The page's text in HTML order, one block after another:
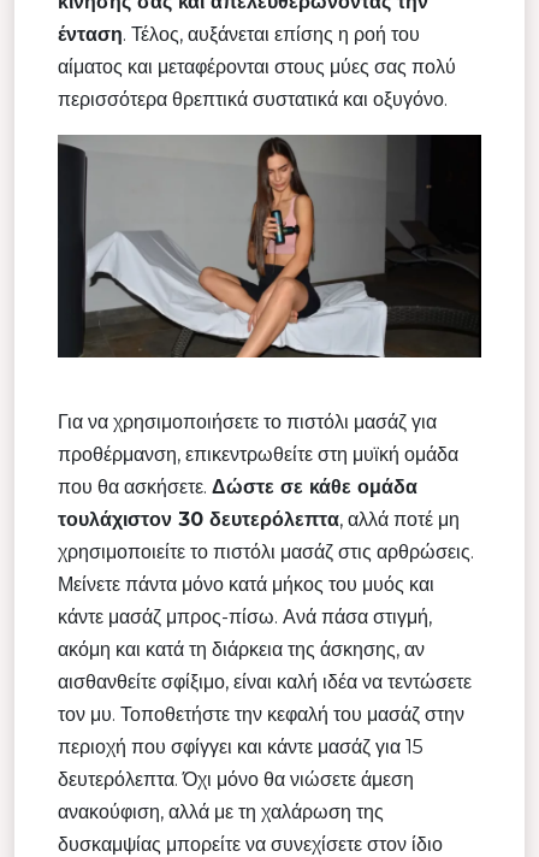
ένταση. Τέλος, αυξάνεται επίσης η ροή του
αίματος και μεταφέρονται στους μύες σας πολύ
περισσότερα θρεπτικά συστατικά και οξυγόνο.
Για να χρησιμοποιήσετε το πιστόλι μασάζ για
προθέρμανση, επικεντρωθείτε στη μυϊκή ομάδα
που θα ασκήσετε. Δώστε σε κάθε ομάδα
τουλάχιστον 30 δευτερόλεπτα, αλλά ποτέ μη
χρησιμοποιείτε το πιστόλι μασάζ στις αρθρώσεις.
Μείνετε πάντα μόνο κατά μήκος του μυός και
κάντε μασάζ μπρος-πίσω. Ανά πάσα στιγμή,
ακόμη και κατά τη διάρκεια της άσκησης, αν
αισθανθείτε σφίξιμο, είναι καλή ιδέα να τεντώσετε
τον μυ. Τοποθετήστε την κεφαλή του μασάζ στην
περιοχή που σφίγγει και κάντε μασάζ για 15
δευτερόλεπτα. Όχι μόνο θα νιώσετε άμεση
ανακούφιση, αλλά με τη χαλάρωση της
δυσκαμψίας μπορείτε να συνεχίσετε στον ίδιο